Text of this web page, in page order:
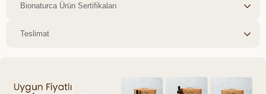
Bionaturca Ürün Sertifikaları
Teslimat